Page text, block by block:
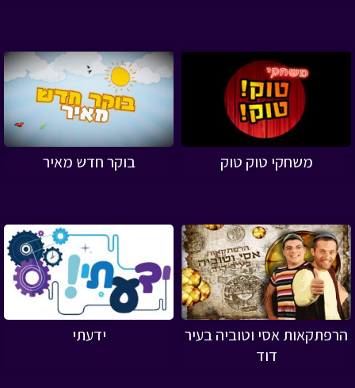
משחקי טוק טוק בוקר חדש מאיר
הרפתקאות אסי וטוביה בעיר
דוד
ידעתי